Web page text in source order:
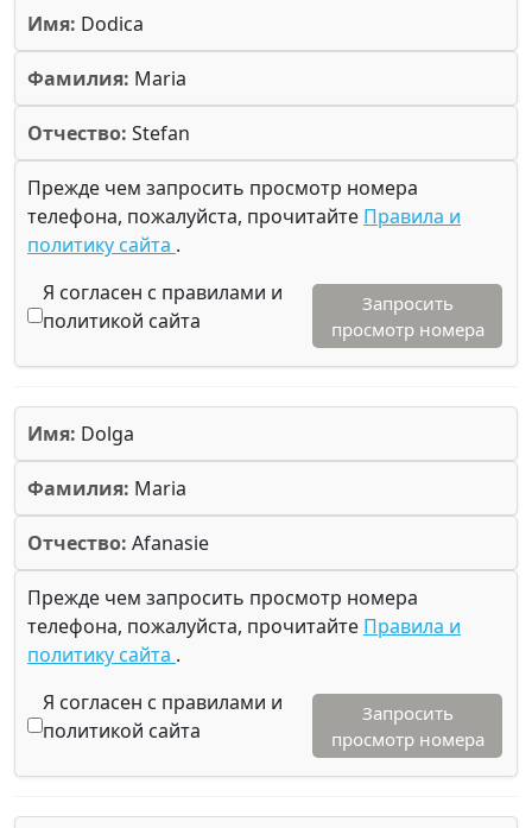
Имя: Dodica
Фамилия: Maria
Отчество: Stefan
Прежде чем запросить просмотр номера
телефона, пожалуйста, прочитайте Правила и
политику сайта .
Я согласен с правилами и
политикой сайта
Запросить
просмотр номера
Имя: Dolga
Фамилия: Maria
Отчество: Afanasie
Прежде чем запросить просмотр номера
телефона, пожалуйста, прочитайте Правила и
политику сайта .
Я согласен с правилами и
политикой сайта
Запросить
просмотр номера